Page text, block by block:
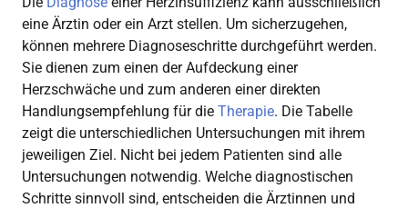
eine Ärztin oder ein Arzt stellen. Um sicherzugehen,
können mehrere Diagnoseschritte durchgeführt werden.
Sie dienen zum einen der Aufdeckung einer
Herzschwäche und zum anderen einer direkten
Handlungsempfehlung für die Therapie. Die Tabelle
zeigt die unterschiedlichen Untersuchungen mit ihrem
jeweiligen Ziel. Nicht bei jedem Patienten sind alle
Untersuchungen notwendig. Welche diagnostischen
Schritte sinnvoll sind, entscheiden die Ärztinnen und